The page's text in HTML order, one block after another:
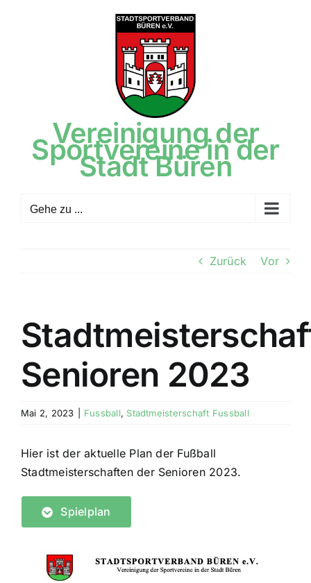
Vereinigung der
Sportvereine in der
Stadt Büren
Gehe zu ...
Zurück Vor
Senioren 2023
Mai 2, 2023 Fussball, Stadtmeisterschaft Fussball
Hier ist der aktuelle Plan der Fußball
Stadtmeisterschaften der Senioren 2023.
Spielplan